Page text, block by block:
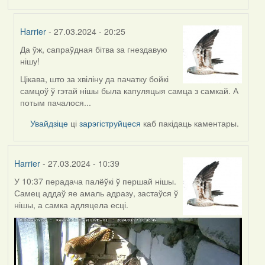
Harrier - 27.03.2024 - 20:25
In
reply
to
by
Feather
Да ўж, сапраўдная бітва за гнездавую
нішу!
Цікава, што за хвіліну да пачатку бойкі
самцоў ў гэтай нішы была капуляцыя самца з самкай. А
потым пачалося...
Увайдзіце цізарэгіструйцеся каб пакідаць каментары.
Harrier- 27.03.2024 - 10:39
У 10:37 перадача палёўкі ў першай нішы.
Самец аддаў яе амаль адразу, застаўся ў
нішы, а самка адляцела есці.